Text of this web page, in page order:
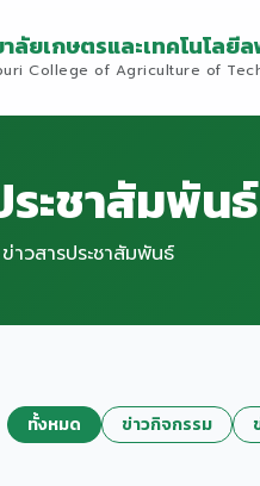
ลัยเกษตรและเทคโนโลยี
College of Agriculture of
ระชาสัมพันธ์
ข่าวสารประชาสัมพันธ์
ทั้งหมด ข่าวกิจกรรม